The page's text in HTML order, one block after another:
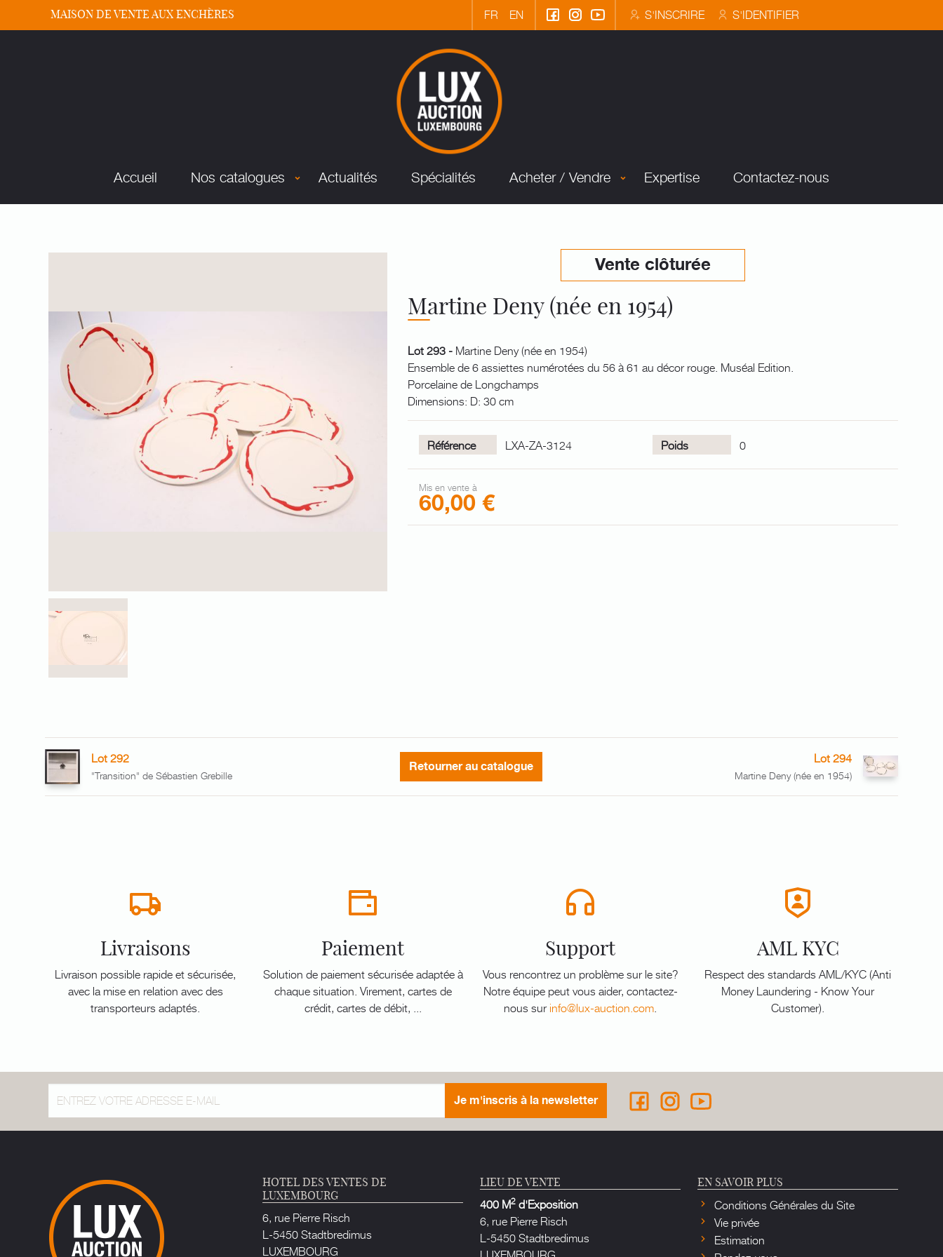
MAISON DE VENTE AUX ENCHÈRES FR EN S'INSCRIRE S'IDENTIFIER
Accueil Nos catalogues Actualités Spécialités Acheter / Vendre Expertise Contactez-nous
Vente clôturée
Martine Deny (née en 1954)
Lot 293 - Martine Deny (née en 1954)
Ensemble de 6 assiettes numérotées du 56 à 61 au décor rouge. Muséal Edition.
Porcelaine de Longchamps
Dimensions: D: 30 cm
Référence LXA-ZA-3124 Poids 0
Mis en vente à
60,00 €
Lot 292
"Transition" de Sébastien Grebille Retourner au catalogue Lot 294
Martine Deny (née en 1954)
Livraisons
Livraison possible rapide et sécurisée,
avec la mise en relation avec des
transporteurs adaptés.
Paiement
Solution de paiement sécurisée adaptée à
chaque situation. Virement, cartes de
crédit, cartes de débit, ...
Support
Vous rencontrez un problème sur le site?
Notre équipe peut vous aider, contactez-
nous surinfo@lux-auction.com
AML KYC
Respect des standards AML/KYC (Anti
Money Laundering - Know Your
Customer).
Je m'inscris à la newsletter
HOTEL DES VENTES DE
LUXEMBOURG
6, rue Pierre Risch
L-5450 Stadtbredimus
LUXEMBOURG
LIEU DE VENTE
400 M2 d'Exposition
6, rue Pierre Risch
L-5450 Stadtbredimus
EN SAVOIR PLUS
Conditions Générales du Site
Vie privée
Estimation